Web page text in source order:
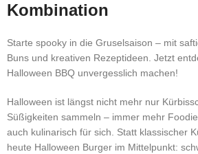
Kombination
Starte spooky in die Gruselsaison – mit
Buns und kreativen Rezeptideen. Jetzt
Halloween BBQ unvergesslich machen!
Halloween ist längst nicht mehr nur
Süßigkeiten sammeln – immer mehr
auch kulinarisch für sich. Statt klassischer
heute Halloween Burger im Mittelpunkt: